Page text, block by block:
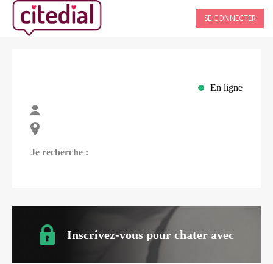
SE CONNECTER
En ligne
Je recherche :
Inscrivez-vous pour chater avec